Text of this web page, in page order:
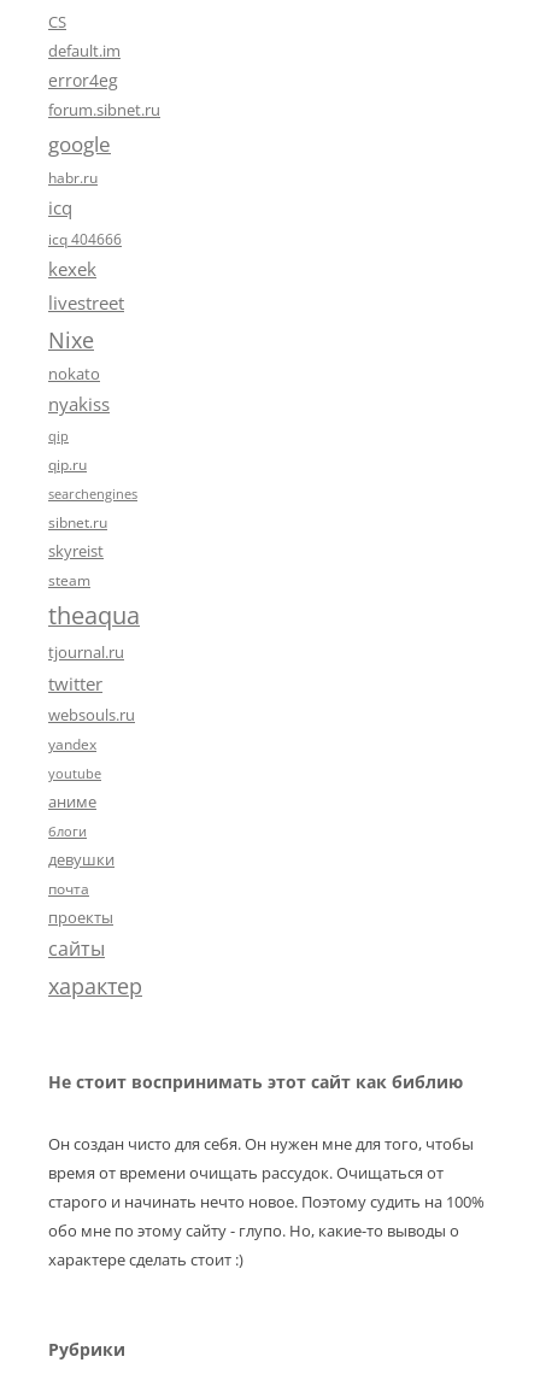
CS
default.im
error4eg
forum.sibnet.ru
google
habr.ru
icq
icq 404666
kexek
livestreet
Nixe
nokato
nyakiss
qip
qip.ru
searchengines
sibnet.ru
skyreist
steam
theaqua
tjournal.ru
twitter
websouls.ru
yandex
youtube
аниме
блоги
девушки
почта
проекты
сайты
характер
Не стоит воспринимать этот сайт как библию
Он создан чисто для себя. Он нужен мне для того, чтобы
время от времени очищать рассудок. Очищаться от
старого и начинать нечто новое. Поэтому судить на 100%
обо мне по этому сайту - глупо. Но, какие-то выводы о
характере сделать стоит :)
Рубрики